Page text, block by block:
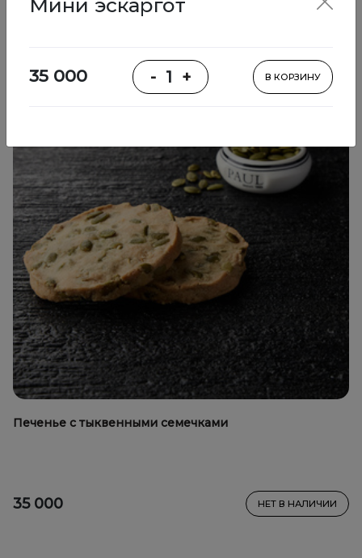
Печенье с тыквенными семечками
35 000 НЕТ В НАЛИЧИИ
Мини эскаргот
35 000 - 1 + В КОРЗИНУ